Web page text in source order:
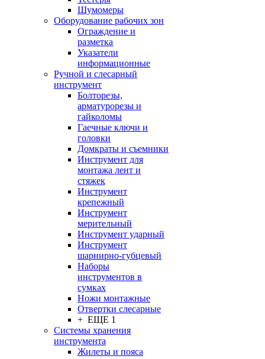
Шумомеры
Оборудование рабочих зон
Ограждение и
разметка
Указатели
информационные
Ручной и слесарный
инструмент
Болторезы,
арматурорезы и
гайколомы
Гаечные ключи и
головки
Домкраты и съемники
Инструмент для
монтажа лент и
стяжек
Инструмент
крепежный
Инструмент
мерительный
Инструмент ударный
Инструмент
шарнирно-губцевый
Наборы
инструментов в
сумках
Ножи монтажные
Отвертки слесарные
+ ЕЩЕ 1
Системы хранения
инструмента
Жилеты и пояса